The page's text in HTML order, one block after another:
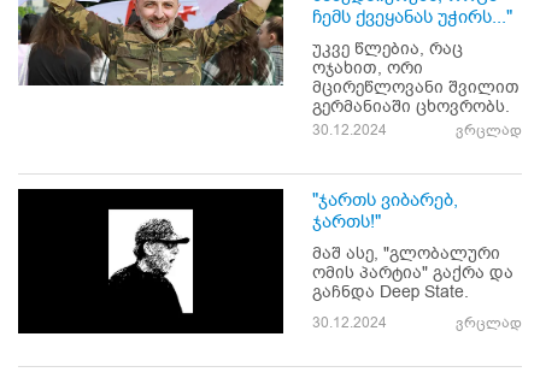
ჩემს ქვეყანას უჭირს..."
უკვე წლებია, რაც
ოჯახით, ორი
მცირეწლოვანი შვილით
გერმანიაში ცხოვრობს.
30.12.2024 ვრცლად
"ჯართს ვიბარებ,
ჯართს!"
მაშ ასე, "გლობალური
ომის პარტია" გაქრა და
გაჩნდა Deep State.
30.12.2024 ვრცლად